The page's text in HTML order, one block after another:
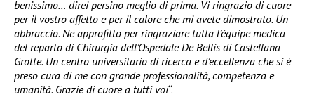
benissimo… direi persino meglio di prima. Vi ringrazio di cuore
per il vostro affetto e per il calore che mi avete dimostrato. Un
abbraccio. Ne approfitto per ringraziare tutta l’équipe medica
del reparto di Chirurgia dell’Ospedale De Bellis di Castellana
Grotte. Un centro universitario di ricerca e d’eccellenza che si è
preso cura di me con grande professionalità, competenza e
umanità. Grazie di cuore a tutti voi“.